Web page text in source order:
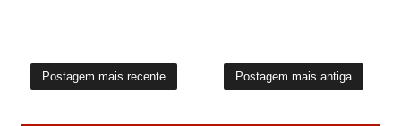
Postagem mais recente Postagem mais antiga